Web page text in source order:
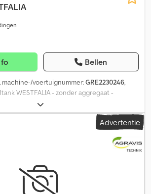
Bellen
, machine-/voertuignummer:GRE2230246,
WESTFALIA - zonder aggregaat -
en reducerstuk Contactpersoon: Georg
Afwjf Telefoon:
Advertentie